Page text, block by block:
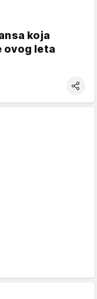
koja
ovog leta